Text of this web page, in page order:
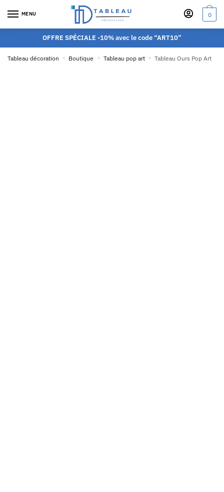
MENU 0
OFFRE SPÉCIALE -10% avec le code “ART10”
Tableau décoration » Boutique » Tableau pop art » Tableau Ours Pop Art